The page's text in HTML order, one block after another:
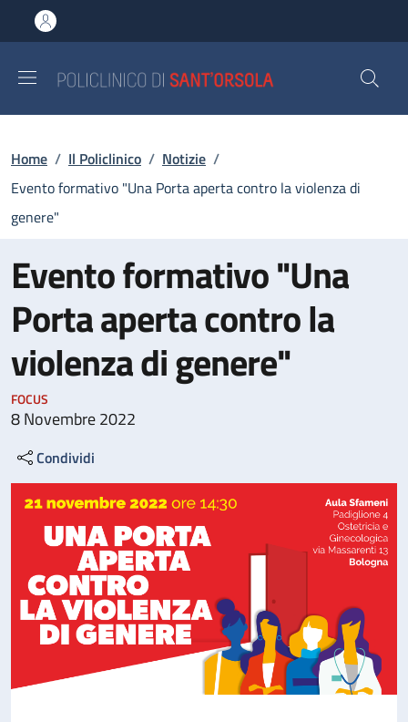
al contenuto principale
to footer content
Briciole di pane
Home / Il Policlinico / Notizie /
Evento formativo "Una Porta aperta contro la violenza di
genere"
Evento formativo "Una
Porta aperta contro la
violenza di genere"
FOCUS
8 Novembre 2022
Condividi